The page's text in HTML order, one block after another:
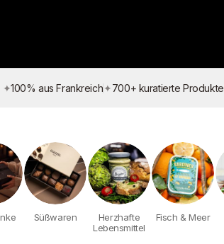
✦100% aus Frankreich✦700+ kuratierte Produkte
Süßwaren
Herzhafte
Lebensmittel
Fisch & Meer